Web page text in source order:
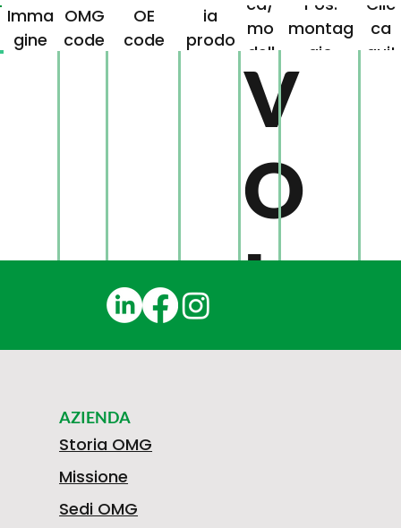
Imma
gine
OMG
code
OE
code
ia
prodo
mo
dell
o
montag
gio
ca
qui!
V
O
L
K
AZIENDA
Storia OMG
Missione
Sedi OMG